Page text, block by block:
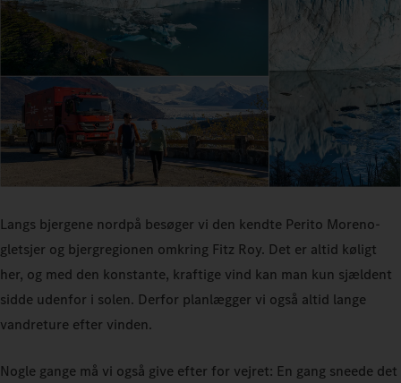
Langs bjergene nordpå besøger vi den kendte Perito Moreno-
gletsjer og bjergregionen omkring Fitz Roy. Det er altid køligt
her, og med den konstante, kraftige vind kan man kun sjældent
sidde udenfor i solen. Derfor planlægger vi også altid lange
vandreture efter vinden.
Nogle gange må vi også give efter for vejret: En gang sneede det